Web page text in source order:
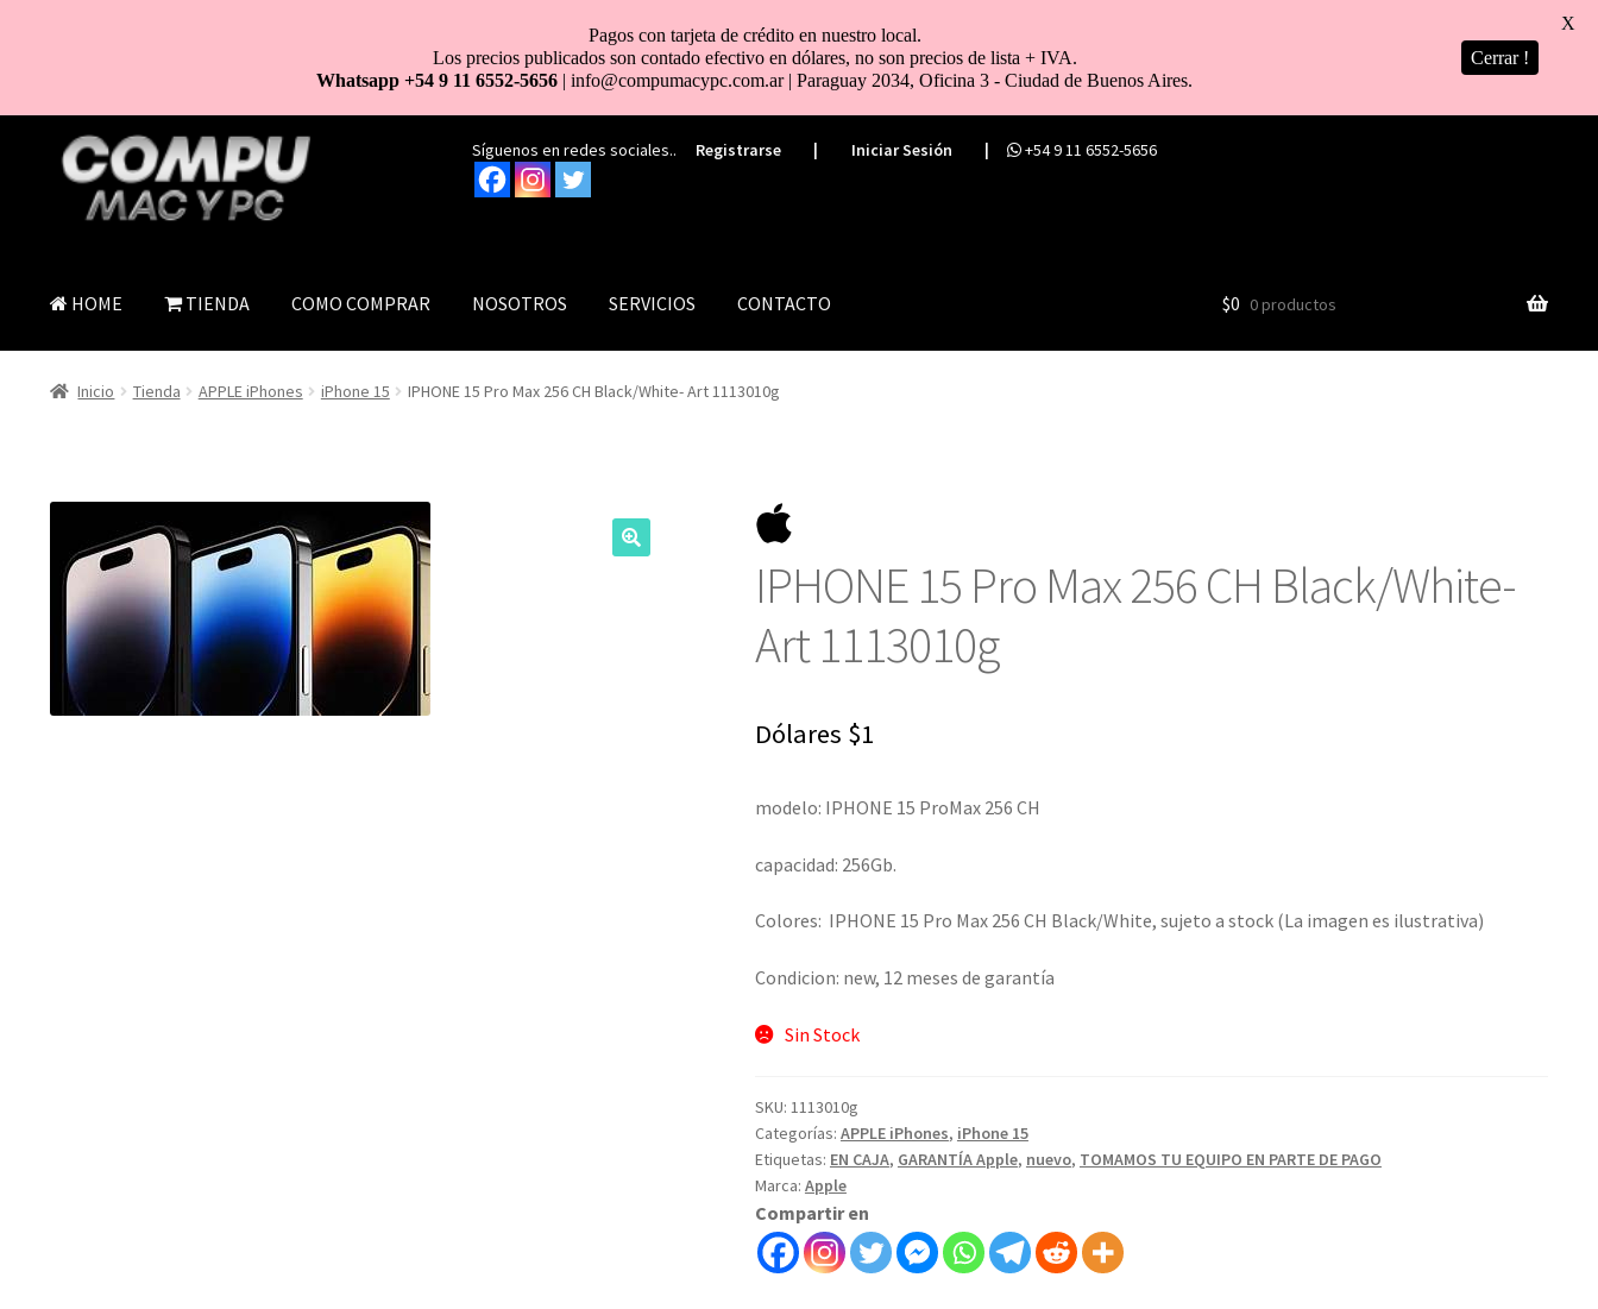
navegación
al
contenido
Síguenos en redes sociales.. Registrarse | Iniciar Sesión | +54 9 11 6552-5656
HOME TIENDA COMO COMPRAR NOSOTROS SERVICIOS CONTACTO $0 0 productos
Inicio Tienda APPLE iPhones iPhone 15 IPHONE 15 Pro Max 256 CH Black/White- Art 1113010g
IPHONE 15 Pro Max 256 CH Black/White-
Art 1113010g
Dólares $1
modelo: IPHONE 15 ProMax 256 CH
capacidad: 256Gb.
Colores: IPHONE 15 Pro Max 256 CH Black/White, sujeto a stock (La imagen es ilustrativa)
Condicion: new, 12 meses de garantía
Sin Stock
SKU: 1113010g
Categorías: APPLE iPhones, iPhone 15
Etiquetas: EN CAJA, GARANTÍA Apple, nuevo, TOMAMOS TU EQUIPO EN PARTE DE PAGO
Marca: Apple
Compartir en
Pagos con tarjeta de crédito en nuestro local.
Los precios publicados son contado efectivo en dólares, no son precios de lista + IVA.
Whatsapp +54 9 11 6552-5656 | info@compumacypc.com.ar | Paraguay 2034, Oficina 3 - Ciudad de Buenos Aires.
Cerrar !
X